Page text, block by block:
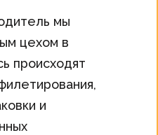
мы
цехом в
происходят
и